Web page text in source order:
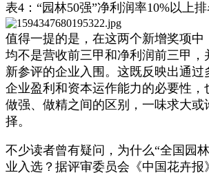
表4：“园林50强”净利润率10%以上
值得一提的是，在这两个新增奖项中
均不是营收前三甲和净利润前三甲，
新参评的企业入围。这既反映出通过
企业盈利和资本运作能力的必要性，
做强、做精之间的区别，一味求大或
择。
不少读者曾有疑问，为什么“全国园
业入选？据评审委员会《中国花卉报